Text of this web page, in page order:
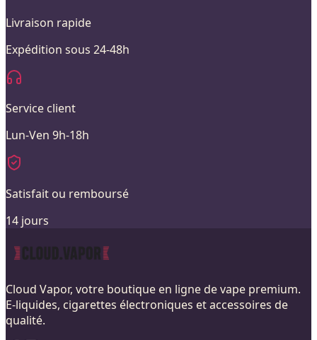
Livraison rapide
Expédition sous 24-48h
Service client
Lun-Ven 9h-18h
Satisfait ou remboursé
14 jours
Cloud Vapor, votre boutique en ligne de vape premium.
E-liquides, cigarettes électroniques et accessoires de
qualité.